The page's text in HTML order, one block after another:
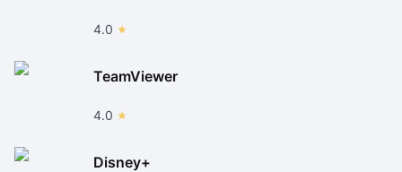
4.0
TeamViewer
4.0
Disney+